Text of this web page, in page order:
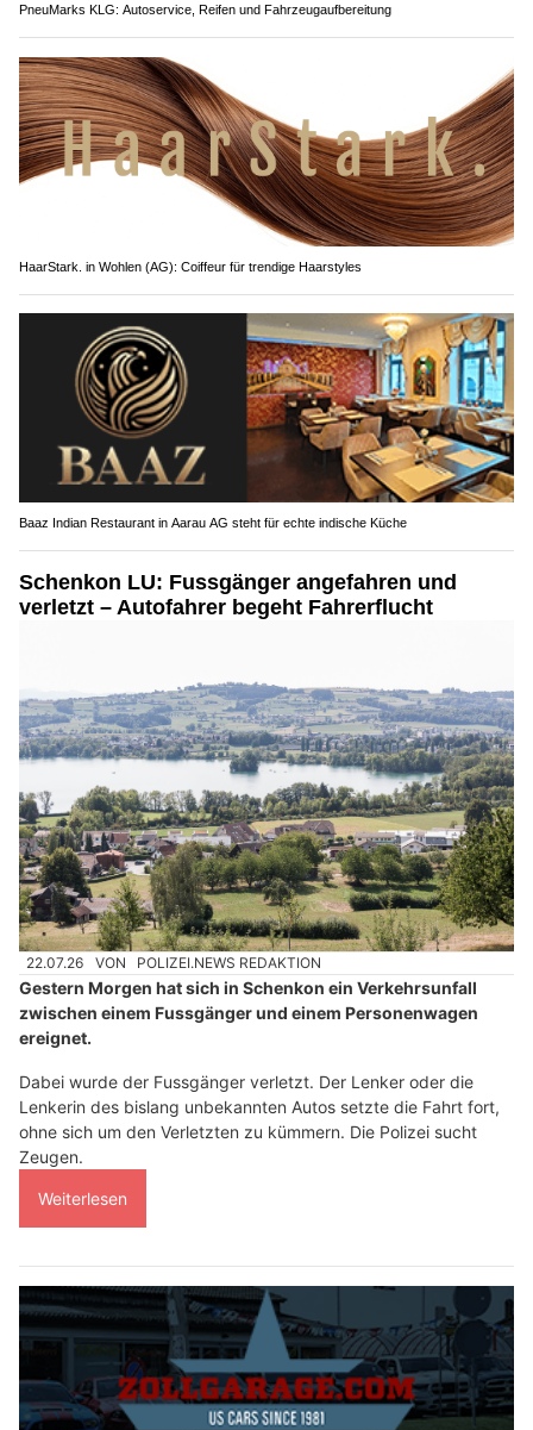
PneuMarks KLG: Autoservice, Reifen und Fahrzeugaufbereitung
HaarStark. in Wohlen (AG): Coiffeur für trendige Haarstyles
Baaz Indian Restaurant in Aarau AG steht für echte indische Küche
Schenkon LU: Fussgänger angefahren und
verletzt – Autofahrer begeht Fahrerflucht
22.07.26 VON POLIZEI.NEWS REDAKTION
Gestern Morgen hat sich in Schenkon ein Verkehrsunfall
zwischen einem Fussgänger und einem Personenwagen
ereignet.
Dabei wurde der Fussgänger verletzt. Der Lenker oder die
Lenkerin des bislang unbekannten Autos setzte die Fahrt fort,
ohne sich um den Verletzten zu kümmern. Die Polizei sucht
Zeugen.
Weiterlesen